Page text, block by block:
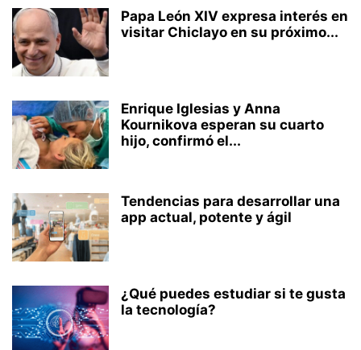
Papa León XIV expresa interés en
visitar Chiclayo en su próximo...
Enrique Iglesias y Anna
Kournikova esperan su cuarto
hijo, confirmó el...
Tendencias para desarrollar una
app actual, potente y ágil
¿Qué puedes estudiar si te gusta
la tecnología?